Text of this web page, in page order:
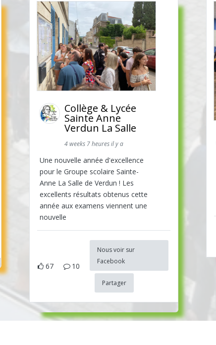
Collège & Lycée
Sainte Anne
Verdun La Salle
4 weeks 7 heures il y a
Une nouvelle année d'excellence
pour le Groupe scolaire Sainte-
Anne La Salle de Verdun ! Les
excellents résultats obtenus cette
année aux examens viennent une
nouvelle
67 10
Nous voir sur
Facebook
Partager